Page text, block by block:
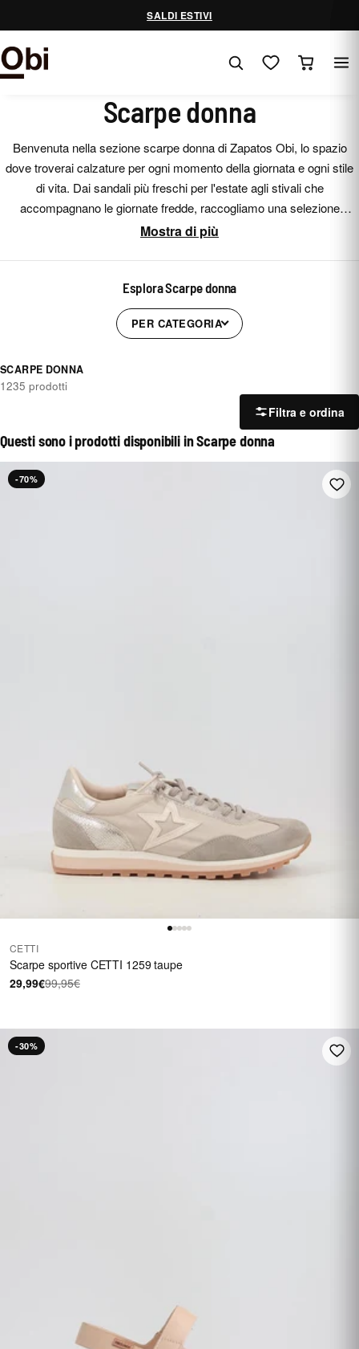
al
contenuto
SALDI ESTIVI
Scarpe donna
Benvenuta nella sezione scarpe donna di Zapatos Obi, lo spazio
dove troverai calzature per ogni momento della giornata e ogni stile
di vita. Dai sandali più freschi per l'estate agli stivali che
accompagnano le giornate fredde, raccogliamo una selezione
pensata per unire comfort, design e versatilità in un unico posto.
Mostra di più
Esplora Scarpe donna
PER CATEGORIA
SCARPE DONNA
1235 prodotti
Filtra e ordina
Questi sono i prodotti disponibili in Scarpe donna
-70%
CETTI
Scarpe sportive CETTI 1259 taupe
29,99€99,95€
-30%